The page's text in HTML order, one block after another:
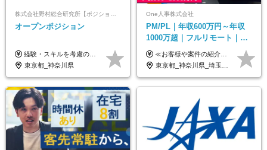
株式会社野村総合研究所【ポジションマッチ登録】
オープンポジション
経験・スキルを考慮の上、決定します。
東京都_神奈川県
One人事株式会社
PM/PL｜年収600万円～年収
1000万超｜フルリモート｜
SIerへの変革期をリード＆自
社サービス
≪お客様や案件の紹介によりインセンティブを支給！≫ 月給40万円以上＋賞与年2回＋インセンティブ ◎経験やスキルを考慮の上、優遇します ◎上記月給は固定残業代月45時間分(月額9万1040円以上)を含みます。超過した場合は全額追加支給します ◎試用期間3カ月あり(給与や福利厚生等は同じです) ＜年収例＞ 36歳／PL（元SE）／580万円 / 官公庁向けWebシステム開発 ※メンバーから2年でPLへ昇格 41歳／SL／616万円 / メーカー向けWebサイト開発 46歳／PL／742万円 / 金融情報連携システム開発 52歳 / PM / 952万円 / 信販システムの再構築 55歳 / PM / 910万円 / 製造業向け基盤構築開発
東京都_神奈川県_埼玉県_千葉県_大阪府_愛知県_北海道_青森県_岩手県_宮城県_秋田県_山形県_福島県_茨城県_栃木県_群馬県_新潟県_山梨県_長野県_富山県_石川県_福井県_静岡県_岐阜県_三重県_兵庫県_京都府_滋賀県_奈良県_和歌山県_広島県_岡山県_鳥取県_島根県_山口県_徳島県_香川県_愛媛県_高知県_福岡県_熊本県_佐賀県_長崎県_大分県_宮崎県_鹿児島県_沖縄県